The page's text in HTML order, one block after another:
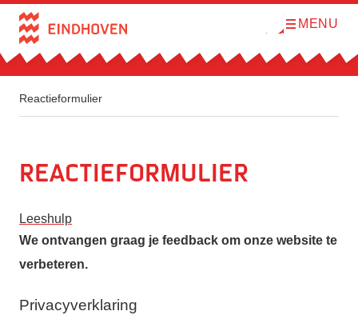
Direct naar de inhoud
O
n
m
MENU
Reactieformulier
Reactieformulier
Leeshulp
We ontvangen graag je feedback om onze website te
verbeteren.
Privacyverklaring